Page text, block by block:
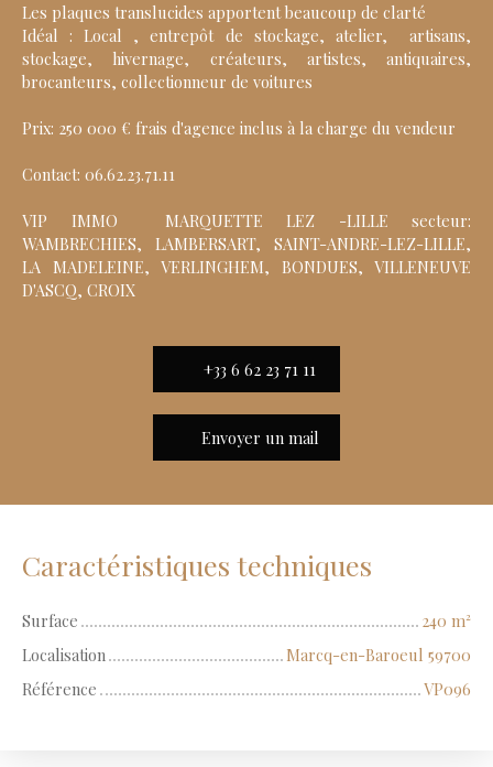
Les plaques translucides apportent beaucoup de clarté
Idéal : Local , entrepôt de stockage, atelier, artisans,
stockage, hivernage, créateurs, artistes, antiquaires,
brocanteurs, collectionneur de voitures
Prix: 250 000 € frais d'agence inclus à la charge du vendeur
Contact: 06.62.23.71.11
VIP IMMO MARQUETTE LEZ -LILLE secteur:
WAMBRECHIES, LAMBERSART, SAINT-ANDRE-LEZ-LILLE,
LA MADELEINE, VERLINGHEM, BONDUES, VILLENEUVE
D'ASCQ, CROIX
+33 6 62 23 71 11
Envoyer un mail
Caractéristiques techniques
Surface 240 m²
Localisation
Marcq-en-Baroeul 59700
Référence
VP096